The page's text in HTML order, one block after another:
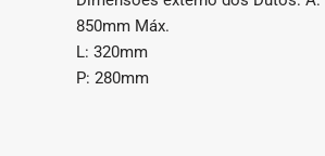
850mm Máx.
L: 320mm
P: 280mm